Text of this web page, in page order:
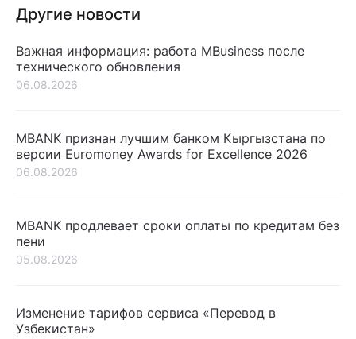
Другие новости
Важная информация: работа MBusiness после
технического обновления
06.08.2026
MBANK признан лучшим банком Кыргызстана по
версии Euromoney Awards for Excellence 2026
06.08.2026
MBANK продлевает сроки оплаты по кредитам без
пени
05.08.2026
Изменение тарифов сервиса «Перевод в
Узбекистан»